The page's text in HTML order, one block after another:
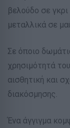
βελούδο σε
μεταλλικά σε
Σε όποιο
χρησιμότητά
αισθητική και
διακόσμησης.
Ένα άγγιγμα